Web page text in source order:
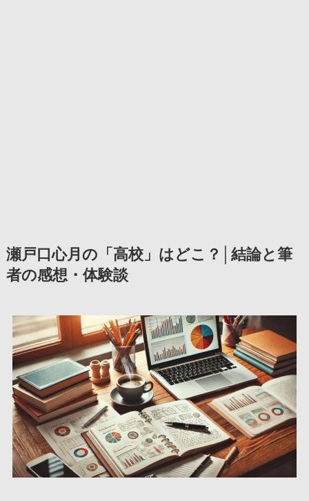
瀬戸口心月の「高校」はどこ？│結論と筆
者の感想・体験談